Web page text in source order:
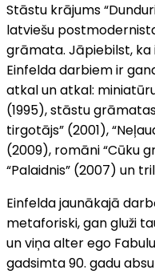
Stāstu krājums
latviešu
grāmata. Jāpiebilst, ka
Einfelda darbiem ir
atkal un atkal:
(1995), stāstu
tirgotājs” (2001),
(2009), romāni “Cūku
“Palaidnis” (2007) un
Einfelda jaunākajā
metaforiski, gan gluži
un viņa alter ego
gadsimta 90. gadu